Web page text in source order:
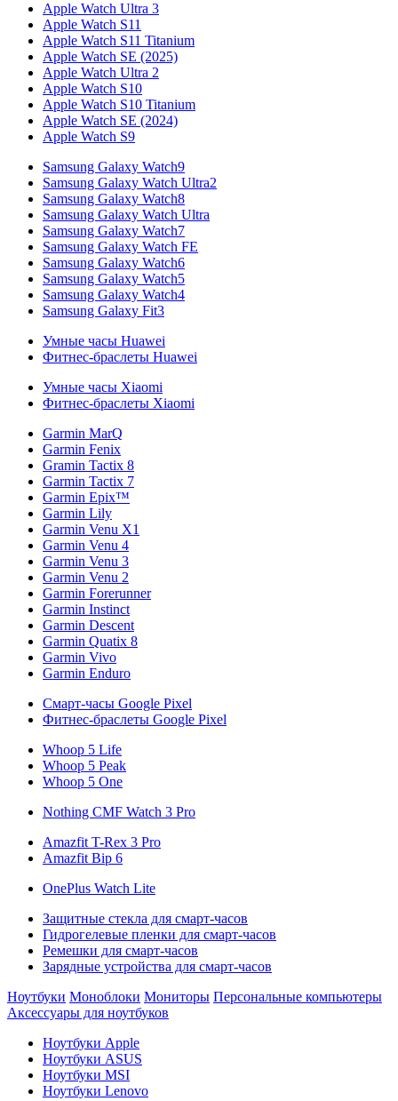
Apple Watch Ultra 3
Apple Watch S11
Apple Watch S11 Titanium
Apple Watch SE (2025)
Apple Watch Ultra 2
Apple Watch S10
Apple Watch S10 Titanium
Apple Watch SE (2024)
Apple Watch S9
Samsung Galaxy Watch9
Samsung Galaxy Watch Ultra2
Samsung Galaxy Watch8
Samsung Galaxy Watch Ultra
Samsung Galaxy Watch7
Samsung Galaxy Watch FE
Samsung Galaxy Watch6
Samsung Galaxy Watch5
Samsung Galaxy Watch4
Samsung Galaxy Fit3
Умные часы Huawei
Фитнес-браслеты Huawei
Умные часы Xiaomi
Фитнес-браслеты Xiaomi
Garmin MarQ
Garmin Fenix
Gramin Tactix 8
Garmin Tactix 7
Garmin Epix™
Garmin Lily
Garmin Venu X1
Garmin Venu 4
Garmin Venu 3
Garmin Venu 2
Garmin Forerunner
Garmin Instinct
Garmin Descent
Garmin Quatix 8
Garmin Vivo
Garmin Enduro
Смарт-часы Google Pixel
Фитнес-браслеты Google Pixel
Whoop 5 Life
Whoop 5 Peak
Whoop 5 One
Nothing CMF Watch 3 Pro
Amazfit T-Rex 3 Pro
Amazfit Bip 6
OnePlus Watch Lite
Защитные стекла для смарт-часов
Гидрогелевые пленки для смарт-часов
Ремешки для смарт-часов
Зарядные устройства для смарт-часов
Ноутбуки Моноблоки Мониторы Персональные компьютеры
Аксессуары для ноутбуков
Ноутбуки Apple
Ноутбуки ASUS
Ноутбуки MSI
Ноутбуки Lenovo